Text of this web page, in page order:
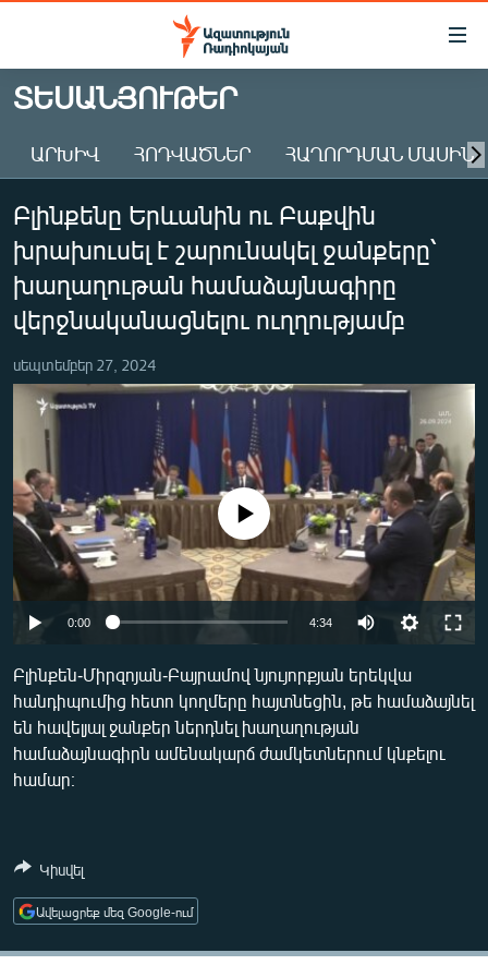
Մատչելիության
Անցնել
հիմնական
Անցնել
հիմնական
մենյուին
Որոնում
ԱԶԱՏՈՒԹՅՈՒՆ TV
ՀԱՅԱՍՏԱՆ
ԸՆՏՐՈՒԹՅՈՒՆՆԵՐ 2026
ԻՐԱՎՈՒՆՔ
ՀԱՍԱՐԱԿՈՒԹՅՈՒՆ
ՂԱՐԱԲԱՂ
ՊԱՏԵՐԱԶՄԻ 6 ՇԱԲԱԹՆԵՐԸ
ՏԱՐԱԾԱՇՐՋԱՆ
ՄԻՋԱԶԳԱՅԻՆ
ՄՇԱԿՈՒՅԹ
ՍՊՈՐՏ
ՄԵԿՆԱԲԱՆՈՒԹՅՈՒՆ
ՏՏ ԵՒ ԻՆՏԵՐՆԵՏ
ԿՈՐՈՆԱՎԻՐՈՒՍ
ԱՐԽԻՎ
ՏԵՍԱՆՅՈՒԹԵՐ
ՁԳՏԵԼՈՎ ԼԱՎԱԳՈՒՅՆԻՆ
ՓՈԴՔԱՍԹ
Հայերեն
ՏԵՍԱՆՅՈՒԹԵՐ
ԱՐԽԻՎ ՀՈԴՎԱԾՆԵՐ ՀԱՂՈՐԴՄԱՆ ՄԱՍԻՆ
Բլինքենը Երևանին ու Բաքվին
խրախուսել է շարունակել ջանքերը՝
խաղաղութան համաձայնագիրը
վերջնականացնելու ուղղությամբ
սեպտեմբեր 27, 2024
Auto 240p 360p 480p
No media source currently available
0:00 4:34
360p
Բլինքեն-Միրզոյան-Բայրամով նյույորքյան երեկվա
հանդիպումից հետո կողմերը հայտնեցին, թե համաձայնել
են հավելյալ ջանքեր ներդնել խաղաղության
համաձայնագիրն ամենակարճ ժամկետներում կնքելու
համար։
Կիսվել
Ավելացրեք մեզ Google-ում